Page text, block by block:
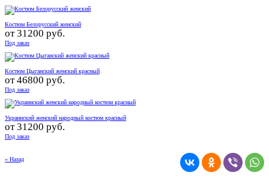
Костюм Белорусский женский
от31200 руб.
Под заказ
Костюм Цыганский женский красный
от46800 руб.
Под заказ
Украинский женский народный костюм красный
от31200 руб.
Под заказ
« Назад